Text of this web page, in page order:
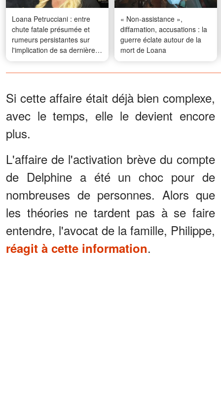
Loana Petrucciani : entre
chute fatale présumée et
rumeurs persistantes sur
l'implication de sa dernière
compagne
« Non-assistance »,
diffamation, accusations : la
guerre éclate autour de la
mort de Loana
Si cette affaire était déjà bien complexe,
avec le temps, elle le devient encore
plus.
L'affaire de l'activation brève du compte
de Delphine a été un choc pour de
nombreuses de personnes. Alors que
les théories ne tardent pas à se faire
entendre, l'avocat de la famille, Philippe,
réagit à cette information.